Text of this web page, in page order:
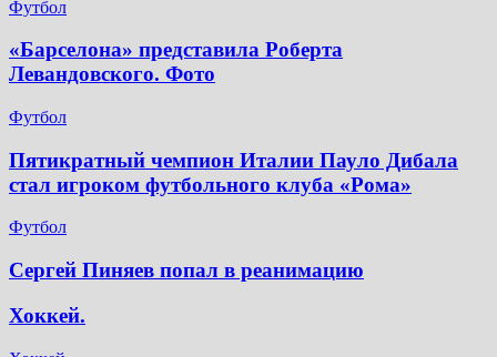
Футбол
«Барселона» представила Роберта
Левандовского. Фото
Футбол
Пятикратный чемпион Италии Пауло Дибала
стал игроком футбольного клуба «Рома»
Футбол
Сергей Пиняев попал в реанимацию
Хоккей.